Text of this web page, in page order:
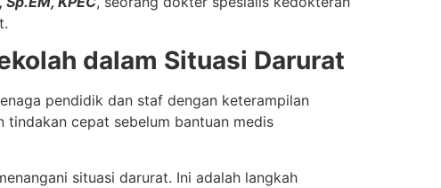
dalam Situasi Darurat
pendidik dan staf dengan keterampilan
cepat sebelum bantuan medis
situasi darurat. Ini adalah langkah